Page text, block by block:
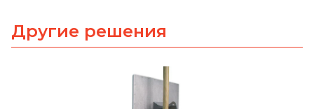
Другие решения